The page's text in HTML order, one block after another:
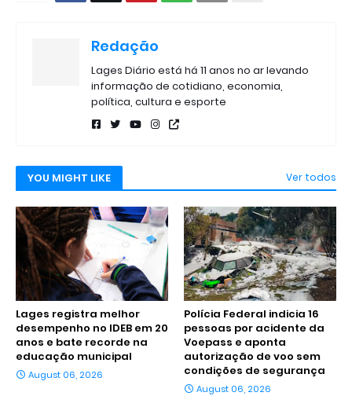
Redação
Lages Diário está há 11 anos no ar levando
informação de cotidiano, economia,
política, cultura e esporte
YOU MIGHT LIKE Ver todos
Lages registra melhor
desempenho no IDEB em 20
anos e bate recorde na
educação municipal
August 06, 2026
Polícia Federal indicia 16
pessoas por acidente da
Voepass e aponta
autorização de voo sem
condições de segurança
August 06, 2026